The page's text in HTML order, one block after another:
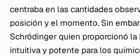
centraba en las cantidades
posición y el momento. Sin
Schrödinger quien proporcionó la
intuitiva y potente para los